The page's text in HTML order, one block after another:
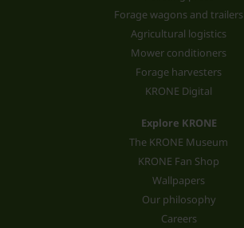
Forage wagons and trailers
Agricultural logistics
Mower conditioners
Forage harvesters
KRONE Digital
Explore KRONE
The KRONE Museum
KRONE Fan Shop
Wallpapers
Our philosophy
Careers